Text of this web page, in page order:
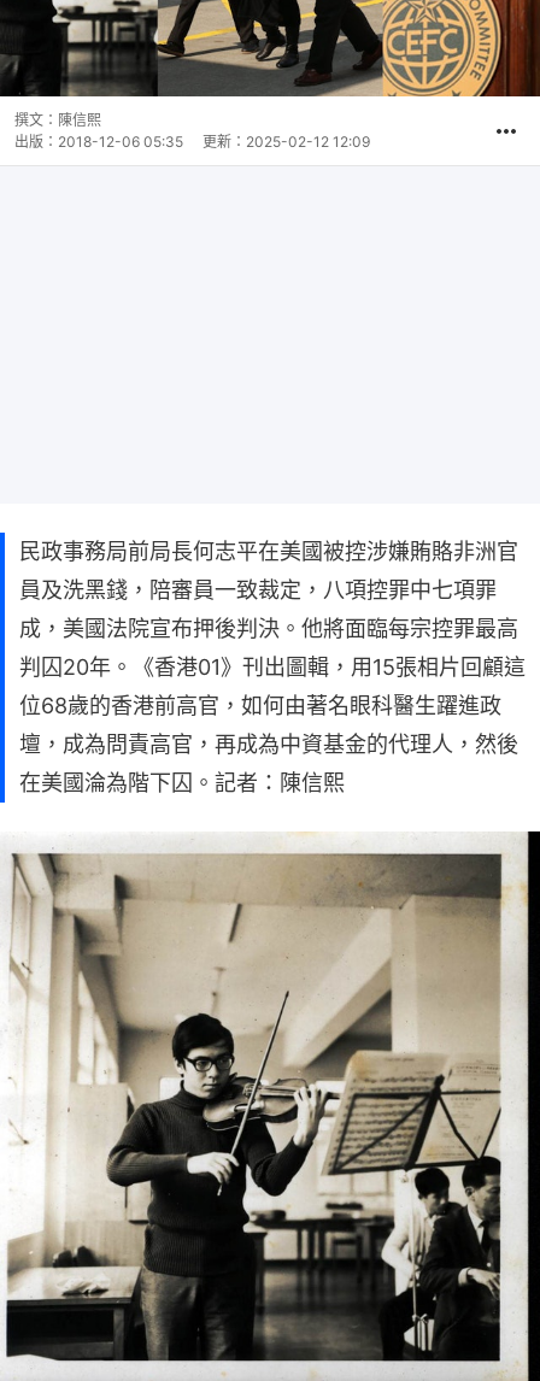
撰文： 陳信熙
出版： 2018-12-06 05:35 更新： 2025-02-12 12:09
民政事務局前局長何志平在美國被控涉嫌賄賂非洲官
員及洗黑錢，陪審員一致裁定，八項控罪中七項罪
成，美國法院宣布押後判決。他將面臨每宗控罪最高
判囚20年。《香港01》刊出圖輯，用15張相片回顧這
位68歲的香港前高官，如何由著名眼科醫生躍進政
壇，成為問責高官，再成為中資基金的代理人，然後
在美國淪為階下囚。記者：陳信熙